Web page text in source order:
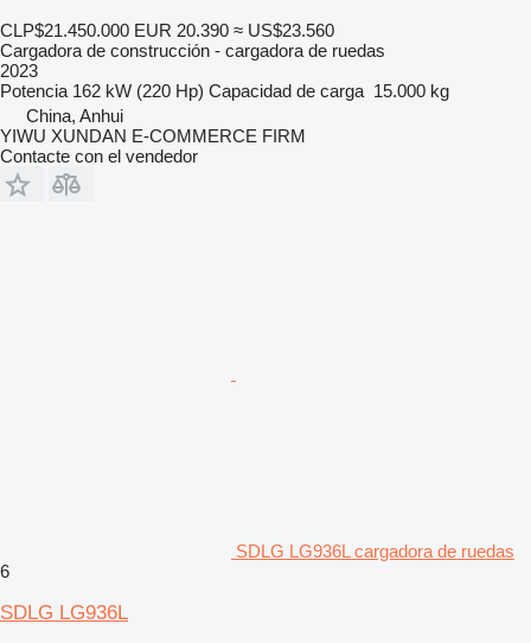
CLP$21.450.000 EUR 20.390 ≈ US$23.560
Cargadora de construcción - cargadora de ruedas
2023
Potencia 162 kW (220 Hp) Capacidad de carga 15.000 kg
China, Anhui
YIWU XUNDAN E-COMMERCE FIRM
Contacte con el vendedor
SDLG LG936L cargadora de ruedas
6
SDLG LG936L